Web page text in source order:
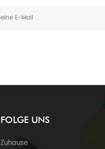
FOLGE UNS
Zuhause